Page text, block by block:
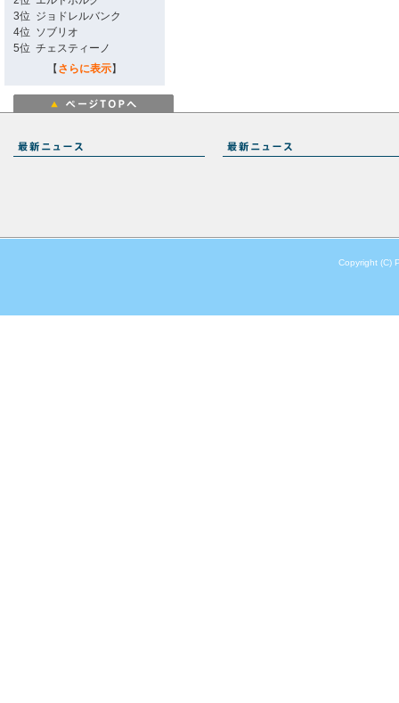
3位 ジョドレルバンク
4位 ソブリオ
5位 チェスティーノ
【 さらに表示】
Copyright (C)